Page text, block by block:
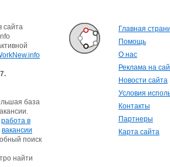
сайта
база
работа в
вакансии
поиск
найти
Главная
Помощь
О нас
Реклама на
Новости сайта
Условия
Контакты
Партнеры
Карта сайта